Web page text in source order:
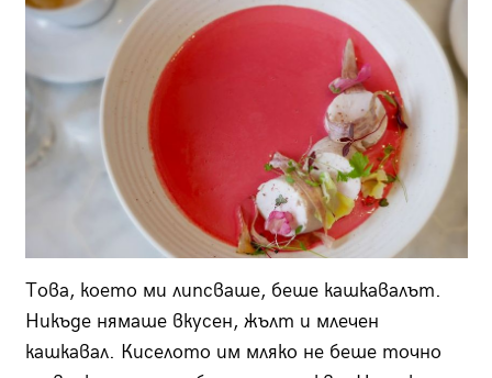
Това, което ми липсваше, беше кашкавалът.
Никъде нямаше вкусен, жълт и млечен
кашкавал. Киселото им мляко не беше точно